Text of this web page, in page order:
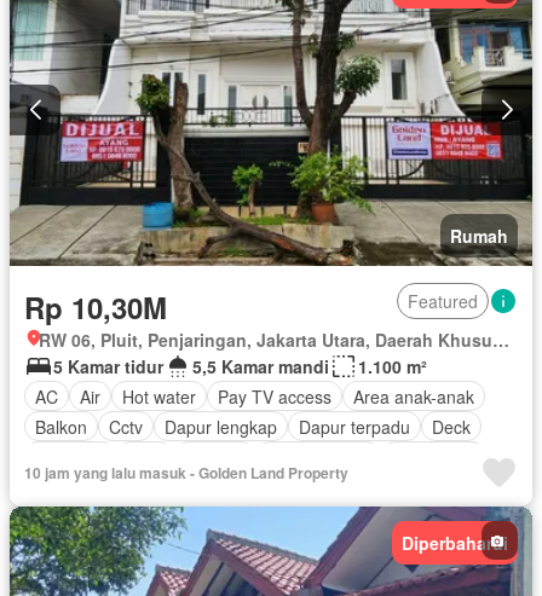
Rumah
Rp 10,30M
Featured
RW 06, Pluit, Penjaringan, Jakarta Utara, Daerah Khusus Ibukota Jakarta
5 Kamar tidur
5,5 Kamar mandi
1.100 m²
AC
Air Hot water Pay TV access
Area anak-anak
Balkon
Cctv Dapur lengkap Dapur terpadu
Deck
Keamanan 24 jam
Lapangan tenis
Listrik
Secure parking
Rumah jaga Ruang layanan
Taman
Taman atap
Telephone Televisi Garasi
Teras
Halaman
Wifi Sebagian perabotan
10 jam yang lalu masuk - Golden Land Property
Diperbaharui